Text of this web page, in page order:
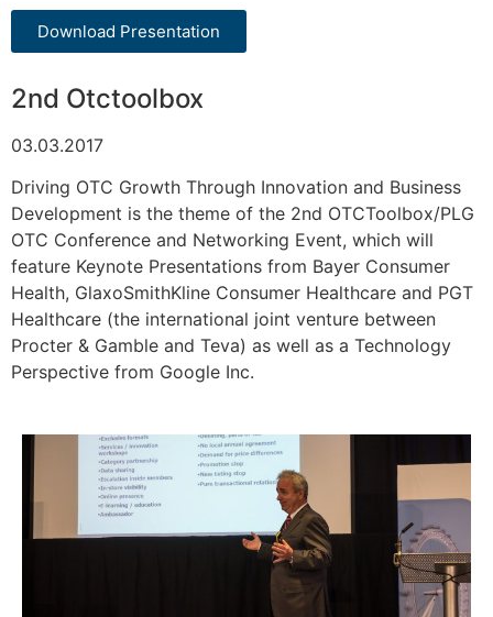
Download Presentation
2nd Otctoolbox
03.03.2017
Driving OTC Growth Through Innovation and Business
Development is the theme of the 2nd OTCToolbox/PLG
OTC Conference and Networking Event, which will
feature Keynote Presentations from Bayer Consumer
Health, GlaxoSmithKline Consumer Healthcare and PGT
Healthcare (the international joint venture between
Procter & Gamble and Teva) as well as a Technology
Perspective from Google Inc.